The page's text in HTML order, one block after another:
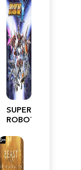
SUPER
ROBOT
Y